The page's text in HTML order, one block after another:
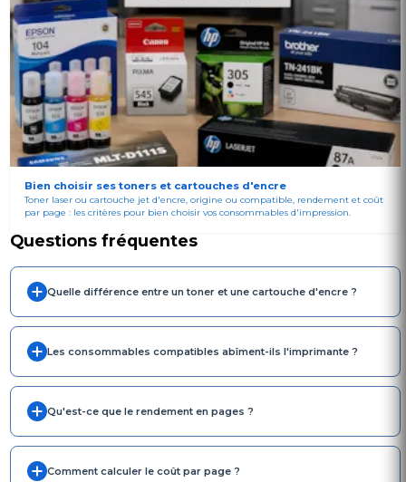
Bien choisir ses toners et cartouches d'encre
Toner laser ou cartouche jet d'encre, origine ou compatible, rendement et coût
par page : les critères pour bien choisir vos consommables d'impression.
Questions fréquentes
Quelle différence entre un toner et une cartouche d'encre ?
Les consommables compatibles abîment-ils l'imprimante ?
Qu'est-ce que le rendement en pages ?
Comment calculer le coût par page ?